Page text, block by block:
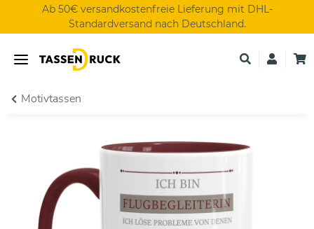
Ab 50€ versandkostenfreie Lieferung mit DHL-
Standardversand nach Deutschland.
Motivtassen